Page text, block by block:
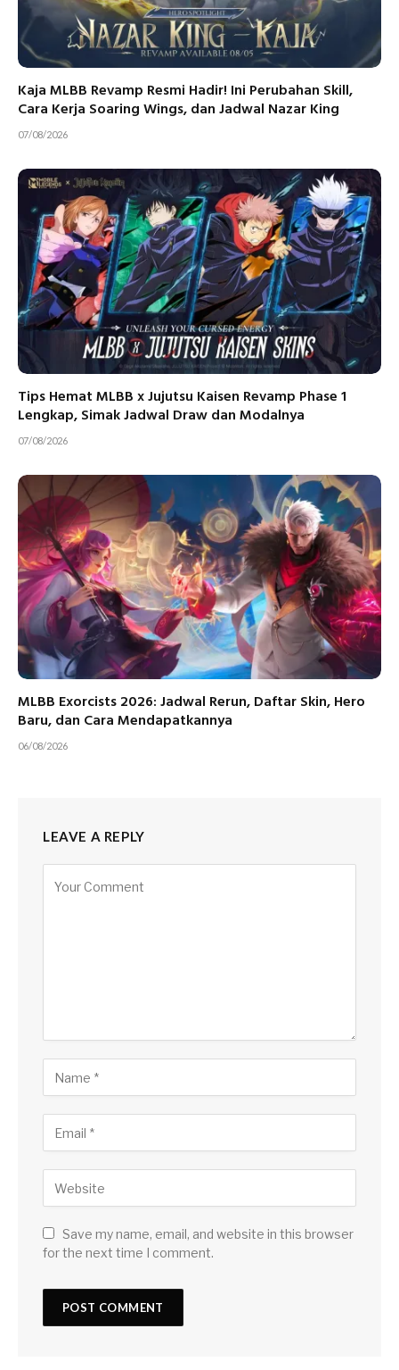
Kaja MLBB Revamp Resmi Hadir! Ini Perubahan Skill,
Cara Kerja Soaring Wings, dan Jadwal Nazar King
07/08/2026
Tips Hemat MLBB x Jujutsu Kaisen Revamp Phase 1
Lengkap, Simak Jadwal Draw dan Modalnya
07/08/2026
MLBB Exorcists 2026: Jadwal Rerun, Daftar Skin, Hero
Baru, dan Cara Mendapatkannya
06/08/2026
LEAVE A REPLY
Save my name, email, and website in this browser
for the next time I comment.